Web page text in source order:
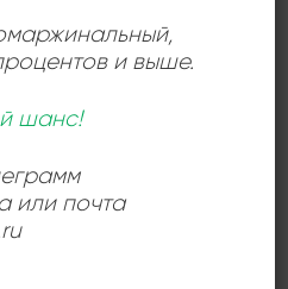
Boney M. – Gold (20 Super
Hits). Volume 2
,
и выше.
шанс!
или почта